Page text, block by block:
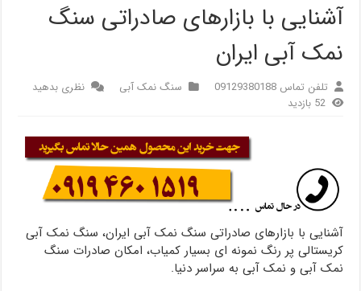
آشنایی با بازارهای صادراتی سنگ
نمک آبی ایران
تلفن تماس 09129380188 سنگ نمک آبی
نظری بدهید
52 بازدید
آشنایی با بازارهای صادراتی سنگ نمک آبی ایران، سنگ نمک آبی
کریستالی پر رنگ نمونه ای بسیار کمیاب، امکان صادرات سنگ
نمک آبی و نمک آبی به سراسر دنیا.